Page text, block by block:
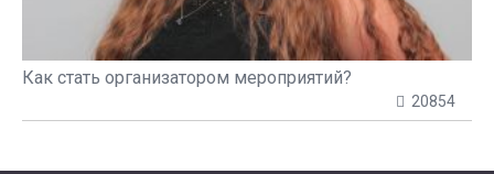
Как стать организатором мероприятий?
20854